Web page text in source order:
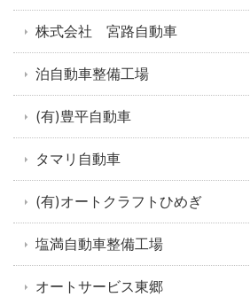
株式会社 宮路自動車
泊自動車整備工場
(有)豊平自動車
タマリ自動車
(有)オートクラフトひめぎ
塩満自動車整備工場
オートサービス東郷